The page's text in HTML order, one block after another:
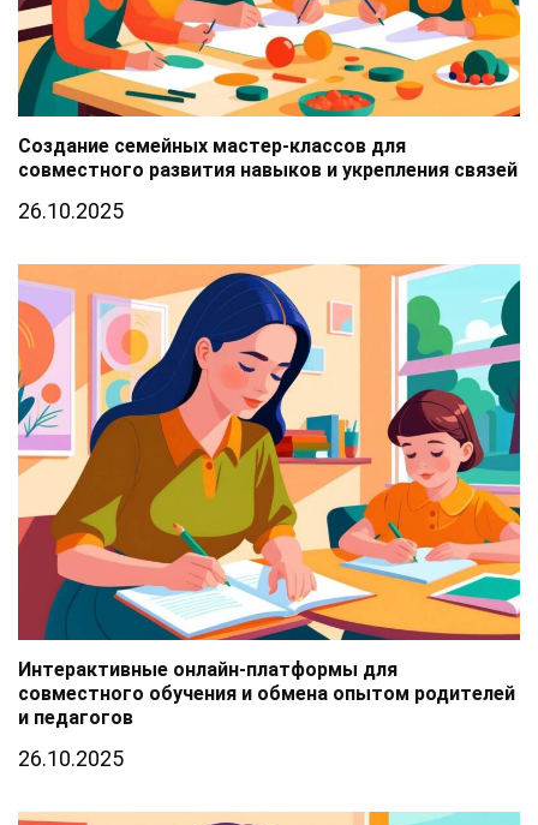
Создание семейных мастер-классов для
совместного развития навыков и укрепления связей
26.10.2025
Интерактивные онлайн-платформы для
совместного обучения и обмена опытом родителей
и педагогов
26.10.2025